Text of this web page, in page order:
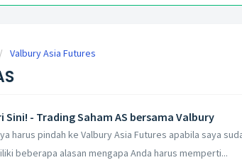
Valbury Asia Futures
Sini! - Trading Saham AS bersama Valbury
harus pindah ke Valbury Asia Futures apabila saya
beberapa alasan mengapa Anda harus memperti...